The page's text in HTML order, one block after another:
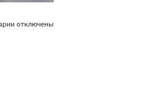
отключены